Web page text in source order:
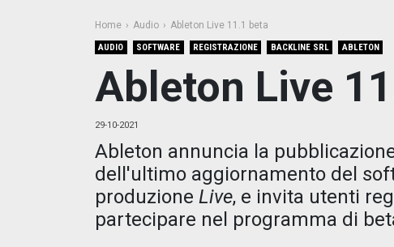
Home Audio Ableton Live 11.1 beta
AUDIO SOFTWARE REGISTRAZIONE BACKLINE SRL ABLETON
Ableton Live
29-10-2021
Ableton annuncia la
dell'ultimo aggiornamento del
produzione Live, e invita utenti
partecipare nel programma di